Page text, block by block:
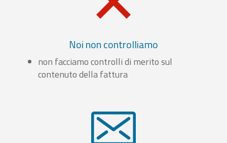
Noi non controlliamo
non facciamo controlli di merito sul
contenuto della fattura